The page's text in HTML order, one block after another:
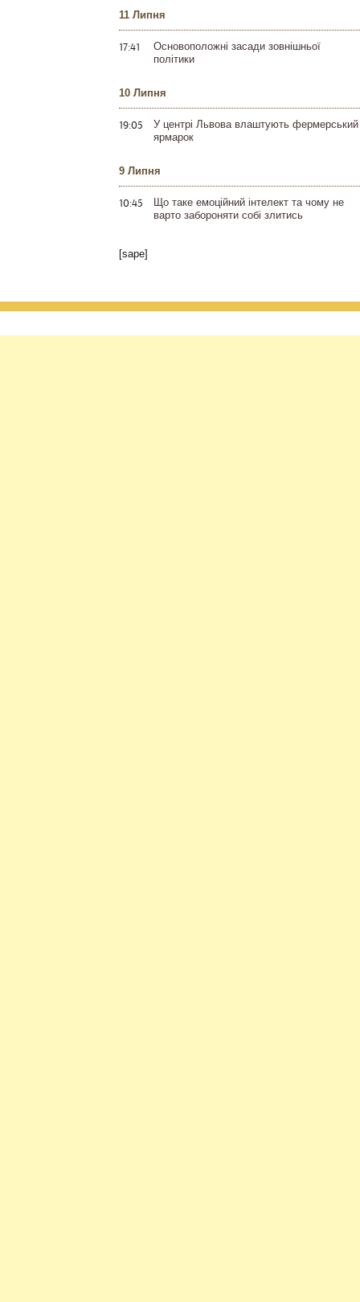
11 Липня
17:41
Основоположні засади зовнішньої
політики
10 Липня
19:05
У центрі Львова влаштують фермерський
ярмарок
9 Липня
10:45
Що таке емоційний інтелект та чому не
варто забороняти собі злитись
[sape]